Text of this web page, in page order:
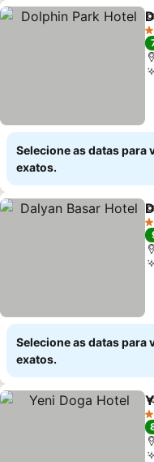
3
Selecione as datas para
exatos.
3
Selecione as datas para
exatos.
3